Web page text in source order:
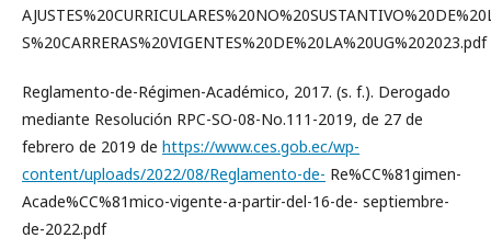
S%20CARRERAS%20VIGENTES%20DE%20LA%20UG%202023.pdf
Reglamento-de-Régimen-Académico, 2017. (s. f.). Derogado
mediante Resolución RPC-SO-08-No.111-2019, de 27 de
febrero de 2019 de https://www.ces.gob.ec/wp-
content/uploads/2022/08/Reglamento-de- Re%CC%81gimen-
Acade%CC%81mico-vigente-a-partir-del-16-de- septiembre-
de-2022.pdf